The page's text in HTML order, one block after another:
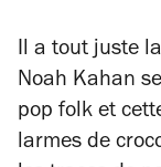
Il a tout juste
Noah Kahan
pop folk et
larmes de